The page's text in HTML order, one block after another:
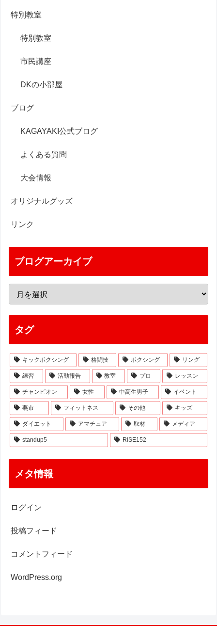
特別教室
特別教室
市民講座
DKの小部屋
ブログ
KAGAYAKI公式ブログ
よくある質問
大会情報
オリジナルグッズ
リンク
ブログアーカイブ
タグ
キックボクシング 格闘技 ボクシング リング
練習 活動報告 教室 プロ レッスン
チャンピオン 女性 中高生男子 イベント
燕市 フィットネス その他 キッズ
ダイエット アマチュア 取材 メディア
standup5 RISE152
メタ情報
ログイン
投稿フィード
コメントフィード
WordPress.org